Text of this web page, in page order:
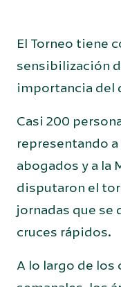
El Torneo tiene
sensibilización
importancia del
Casi 200
representando
abogados y a la
disputaron el
jornadas que se
cruces rápidos.
A lo largo de los